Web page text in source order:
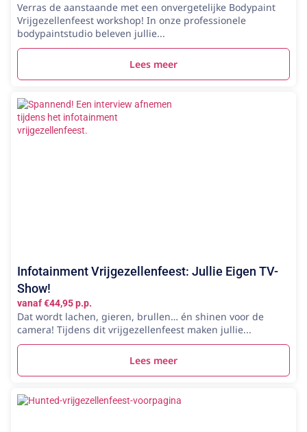
Verras de aanstaande met een onvergetelijke Bodypaint
Vrijgezellenfeest workshop! In onze professionele
bodypaintstudio beleven jullie...
Lees meer
Infotainment Vrijgezellenfeest: Jullie Eigen TV-
Show!
vanaf €44,95 p.p.
Dat wordt lachen, gieren, brullen… én shinen voor de
camera! Tijdens dit vrijgezellenfeest maken jullie...
Lees meer